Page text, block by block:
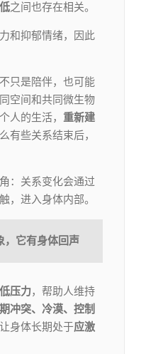
之间也存在相关。
和抑郁情绪，因此
只是陪伴，也可能
空间和共同微生物
人的生活， 重新建
有些关系结束后，
：关系变化会通过
，进入身体内部。
，它有身体回声
压力，帮助人维持
冲突、冷漠、控制
身体长期处于应激